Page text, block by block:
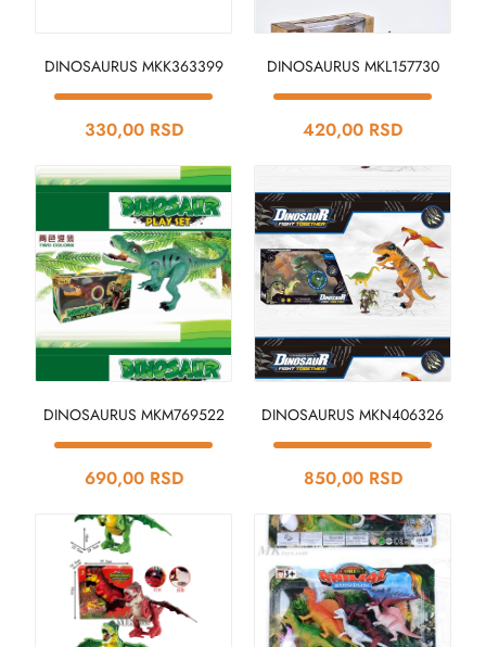
DINOSAURUS MKK363399
330,00 RSD
DINOSAURUS MKL157730
420,00 RSD
DINOSAURUS MKM769522
690,00 RSD
DINOSAURUS MKN406326
850,00 RSD